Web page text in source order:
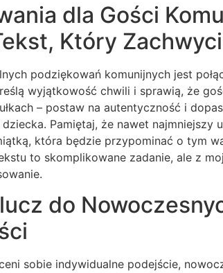
dla Gości
Który
podziękowań komunijnych jest
wyjątkowość chwili i sprawią, że
– postaw na autentyczność i
Pamiętaj, że nawet najmniejszy
która będzie przypominać o tym
to skomplikowane zadanie, ale z
do
sobie indywidualne podejście,